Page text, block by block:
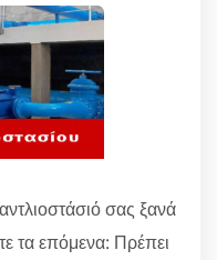
σας ξανά
τα επόμενα: Πρέπει